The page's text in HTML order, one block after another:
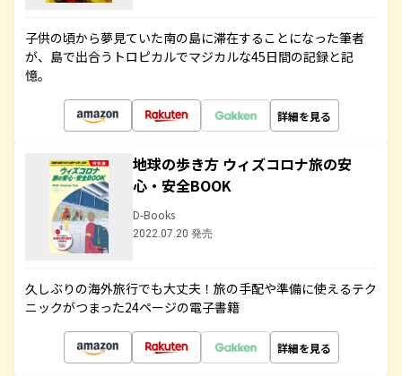
子供の頃から夢見ていた南の島に滞在することになった筆者
が、島で出合うトロピカルでマジカルな45日間の記録と記
憶。
詳細を見る
地球の歩き方 ウィズコロナ旅の安
心・安全BOOK
D-Books
2022.07.20 発売
久しぶりの海外旅行でも大丈夫！旅の手配や準備に使えるテク
ニックがつまった24ページの電子書籍
詳細を見る